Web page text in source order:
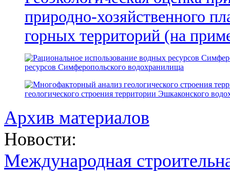
природно-хозяйственного
горных территорий (на
ресурсов Симферопольского водохранилища
геологического строения территории Эшкаконского
Архив материалов
Новости:
Международная